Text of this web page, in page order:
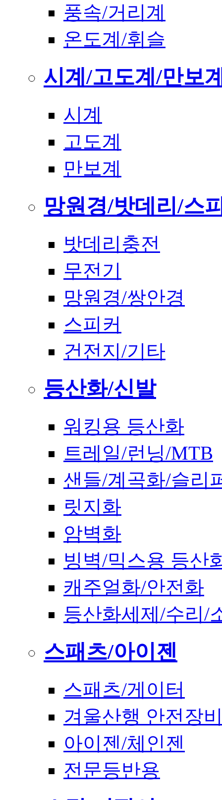
풍속/거리계
온도계/휘슬
시계/고도계/만보
시계
고도계
만보계
망원경/밧데리/스
밧데리충전
무전기
망원경/쌍안경
스피커
건전지/기타
등산화/신발
워킹용 등산화
트레일/런닝/MTB
샌들/계곡화/슬리
릿지화
암벽화
빙벽/믹스용 등산
캐주얼화/안전화
등산화세제/수리/
스패츠/아이젠
스패츠/게이터
겨울산행 안전장
아이젠/체인젠
전문등반용